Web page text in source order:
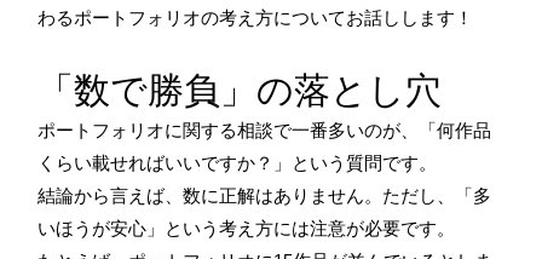
わるポートフォリオの考え方についてお話しします！
「数で勝負」の落とし穴
ポートフォリオに関する相談で一番多いのが、「何作品
くらい載せればいいですか？」という質問です。
結論から言えば、数に正解はありません。ただし、「多
いほうが安心」という考え方には注意が必要です。